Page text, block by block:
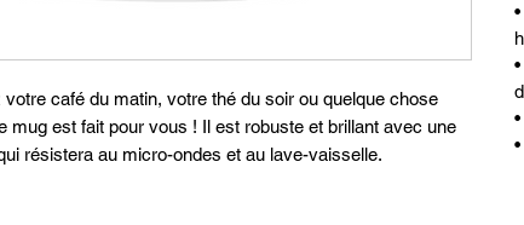
café du matin, votre thé du soir ou quelque chose
mug est fait pour vous ! Il est robuste et brillant avec une
résistera au micro-ondes et au lave-vaisselle.